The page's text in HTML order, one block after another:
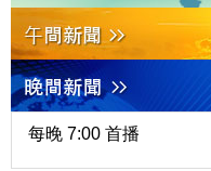
每晚 7:00 首播